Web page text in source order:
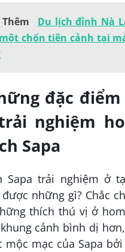
Du lịch đỉnh Nà
chốn tiên cảnh tại
đặc
nghiệm
Sapa
Sapa trải nghiệm ở
những gì? Chắc
thích thú vị ở
cảnh bình dị
mộc mạc của Sapa